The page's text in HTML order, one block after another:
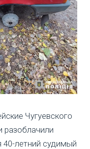
Чугуевского
разоблачили
летний судимый